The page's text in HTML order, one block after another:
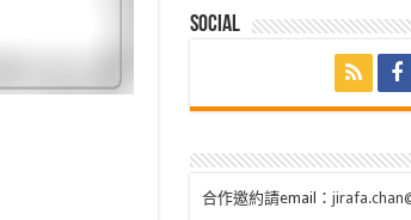
Social
合作邀約請email：